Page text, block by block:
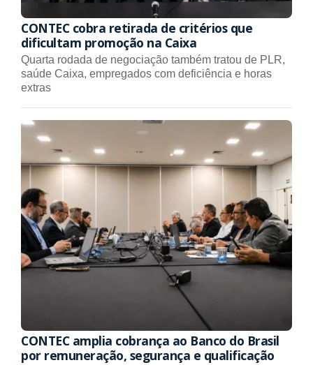
CONTEC cobra retirada de critérios que
dificultam promoção na Caixa
Quarta rodada de negociação também tratou de PLR,
saúde Caixa, empregados com deficiência e horas
extras
CONTEC amplia cobrança ao Banco do Brasil
por remuneração, segurança e qualificação